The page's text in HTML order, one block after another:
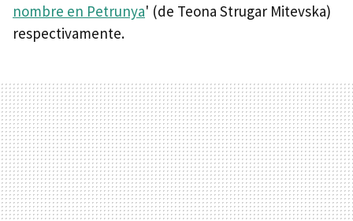
nombre en Petrunya' (de Teona Strugar Mitevska)
respectivamente.